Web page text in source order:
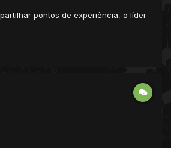
pontos de experiência, o líder